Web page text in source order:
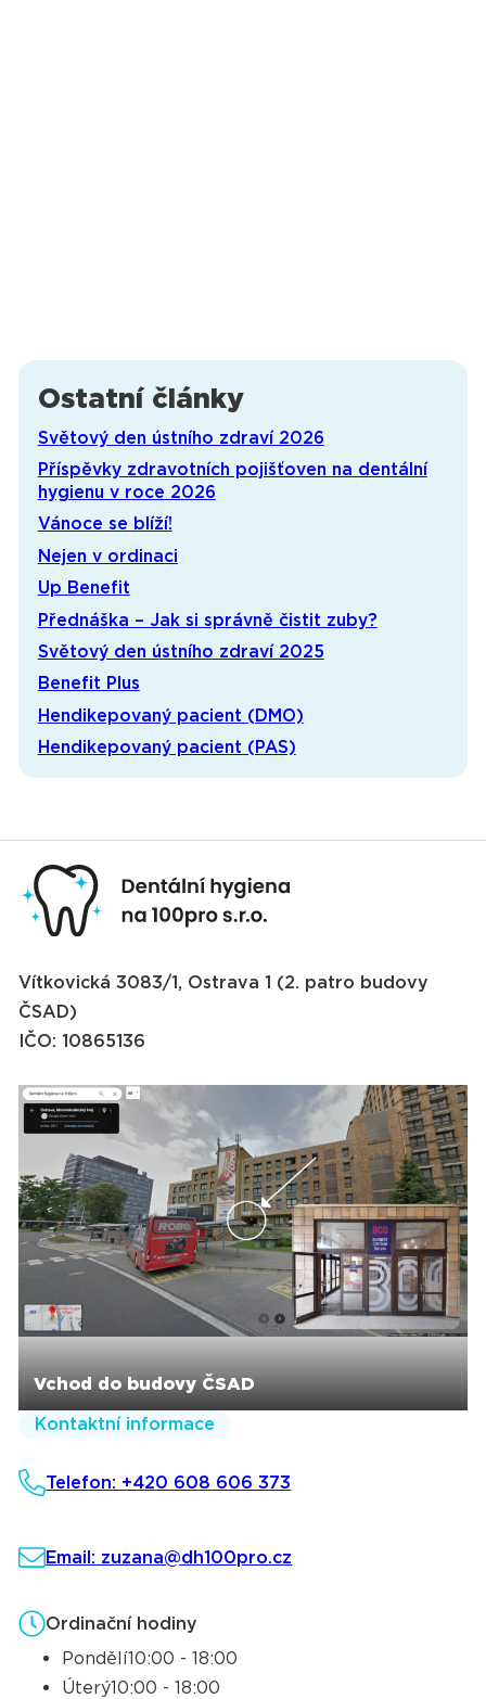
Ostatní články
Světový den ústního zdraví 2026
Příspěvky zdravotních pojišťoven na dentální
hygienu v roce 2026
Vánoce se blíží!
Nejen v ordinaci
Up Benefit
Přednáška – Jak si správně čistit zuby?
Světový den ústního zdraví 2025
Benefit Plus
Hendikepovaný pacient (DMO)
Hendikepovaný pacient (PAS)
Vítkovická 3083/1, Ostrava 1 (2. patro budovy
ČSAD)
IČO: 10865136
Vchod do budovy ČSAD
Kontaktní informace
Telefon: +420 608 606 373
Email: zuzana@dh100pro.cz
Ordinační hodiny
Pondělí10:00 - 18:00
Úterý10:00 - 18:00